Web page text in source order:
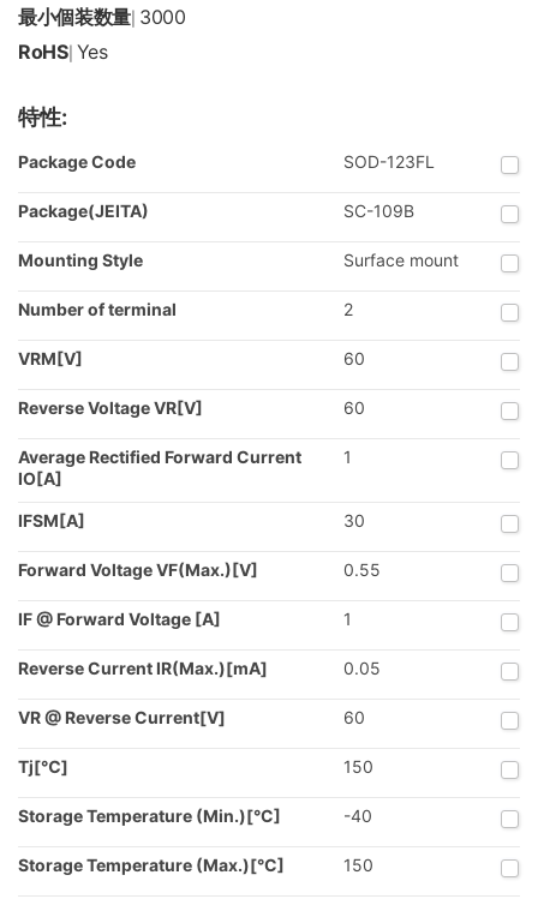
最小個装数量 3000
RoHS| Yes
特性:
Package Code SOD-123FL
Package(JEITA) SC-109B
Mounting Style Surface mount
Number of terminal 2
VRM[V] 60
Reverse Voltage VR[V] 60
Average Rectified Forward Current
IO[A]
1
IFSM[A] 30
Forward Voltage VF(Max.)[V] 0.55
IF @ Forward Voltage [A] 1
Reverse Current IR(Max.)[mA] 0.05
VR @ Reverse Current[V] 60
Tj[℃] 150
Storage Temperature (Min.)[°C] -40
Storage Temperature (Max.)[°C] 150